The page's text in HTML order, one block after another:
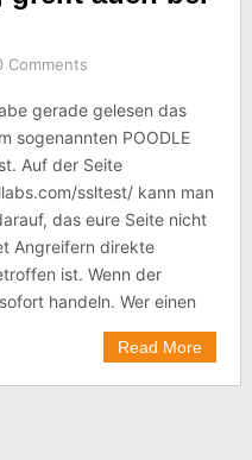
Comments
gerade gelesen das
sogenannten POODLE
Auf der Seite
ssltest/ kann man
das eure Seite nicht
Angreifern direkte
ist. Wenn der
handeln. Wer einen
Read More